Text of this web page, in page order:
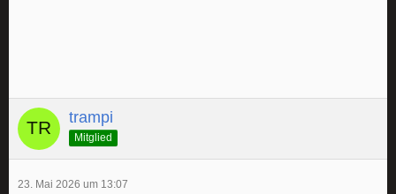
trampi
Mitglied
23. Mai 2026 um 13:07